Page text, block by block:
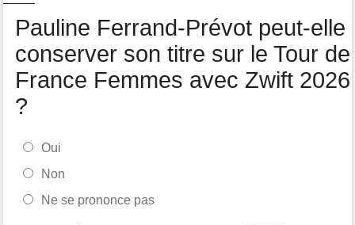
Pauline Ferrand-Prévot peut-elle
conserver son titre sur le Tour de
France Femmes avec Zwift 2026
?
Oui
Non
Ne se prononce pas